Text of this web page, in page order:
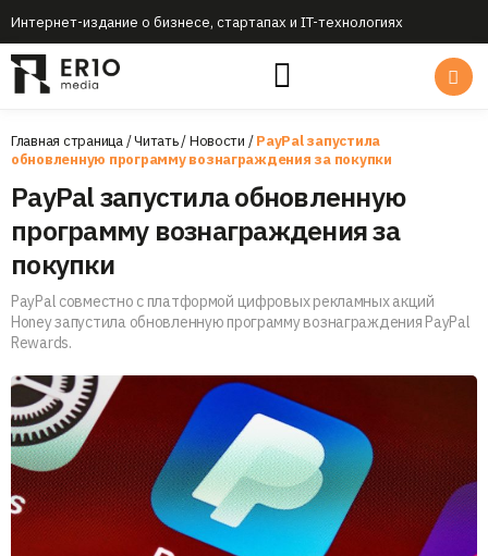
Интернет-издание о бизнесе, стартапах и IT-технологиях
Главная страница/Читать/Новости /PayPal запустила
обновленную программу вознаграждения за покупки
PayPal запустила обновленную
программу вознаграждения за
покупки
PayPal совместно с платформой цифровых рекламных акций
Honey запустила обновленную программу вознаграждения PayPal
Rewards.